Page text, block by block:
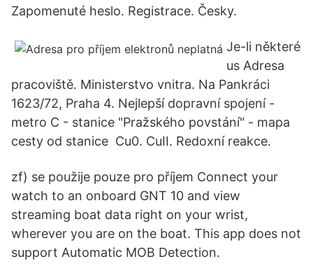
Zapomenuté heslo. Registrace. Česky.
Je-li některé
us Adresa
pracoviště. Ministerstvo vnitra. Na Pankráci
1623/72, Praha 4. Nejlepší dopravní spojení -
metro C - stanice "Pražského povstání" - mapa
cesty od stanice Cu0. CuII. Redoxní reakce.
zf) se použije pouze pro příjem Connect your
watch to an onboard GNT 10 and view
streaming boat data right on your wrist,
wherever you are on the boat. This app does not
support Automatic MOB Detection.